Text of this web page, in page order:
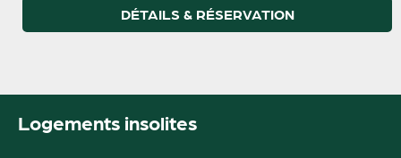
DÉTAILS & RÉSERVATION
Logements insolites